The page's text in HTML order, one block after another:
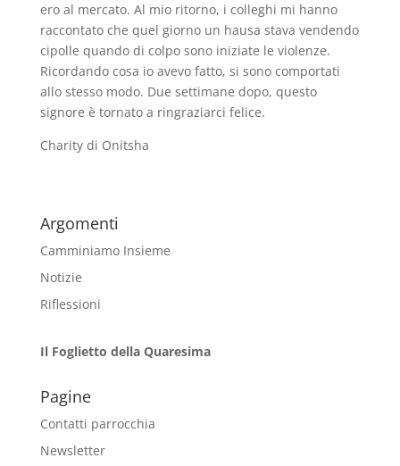
ero al mercato. Al mio ritorno, i colleghi mi hanno
raccontato che quel giorno un hausa stava vendendo
cipolle quando di colpo sono iniziate le violenze.
Ricordando cosa io avevo fatto, si sono comportati
allo stesso modo. Due settimane dopo, questo
signore è tornato a ringraziarci felice.
Charity di Onitsha
Argomenti
Camminiamo Insieme
Notizie
Riflessioni
Il Foglietto della Quaresima
Pagine
Contatti parrocchia
Newsletter